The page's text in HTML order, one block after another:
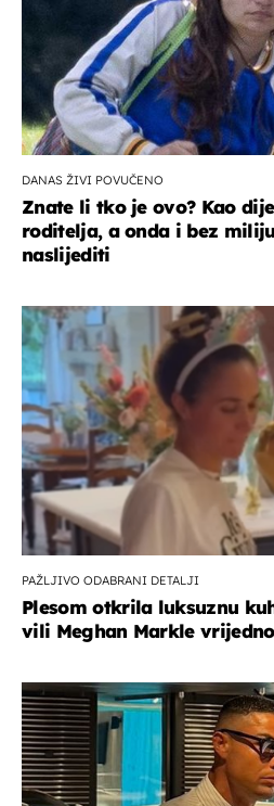
DANAS ŽIVI POVUČENO
Znate li tko je ovo? Kao
roditelja, a onda i bez
naslijediti
PAŽLJIVO ODABRANI DETALJI
Plesom otkrila luksuznu
vili Meghan Markle